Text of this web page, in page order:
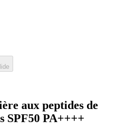
aux peptides de
SPF50 PA++++